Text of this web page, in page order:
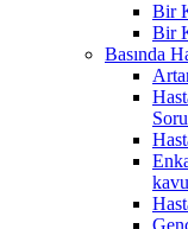
Bir
Bir
Basında